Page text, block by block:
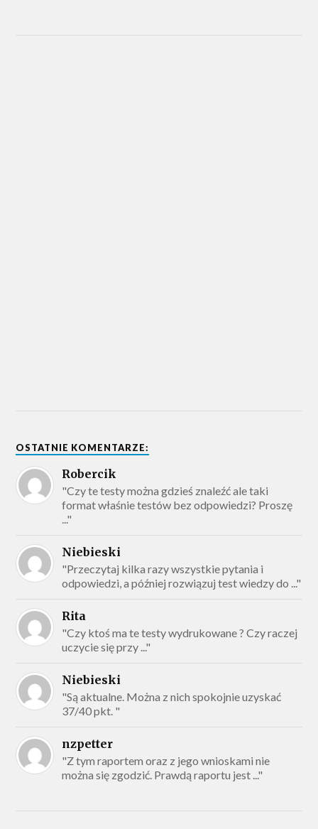
OSTATNIE KOMENTARZE:
Robercik
"Czy te testy można gdzieś znaleźć ale taki
format właśnie testów bez odpowiedzi? Proszę
..."
Niebieski
"Przeczytaj kilka razy wszystkie pytania i
odpowiedzi, a później rozwiązuj test wiedzy do ..."
Rita
"Czy ktoś ma te testy wydrukowane ? Czy raczej
uczycie się przy ..."
Niebieski
"Są aktualne. Można z nich spokojnie uzyskać
37/40 pkt. "
nzpetter
"Z tym raportem oraz z jego wnioskami nie
można się zgodzić. Prawdą raportu jest ..."